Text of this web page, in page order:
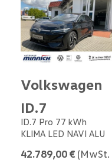
Volkswagen
ID.7
ID.7 Pro 77 kWh
KLIMA LED NAVI ALU
42.789,00 € (MwSt.